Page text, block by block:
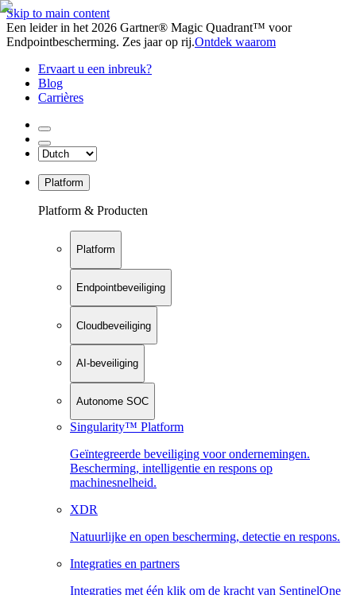
Skip to main content
Een leider in het 2026 Gartner® Magic Quadrant™ voor
Endpointbescherming. Zes jaar op rij.Ontdek waarom
Ervaart u een inbreuk?
Blog
Carrières
Platform
Platform & Producten
Platform
Endpointbeveiliging
Cloudbeveiliging
AI-beveiliging
Autonome SOC
Singularity™ Platform
Geïntegreerde beveiliging voor ondernemingen.
Bescherming, intelligentie en respons op
machinesnelheid.
XDR
Natuurlijke en open bescherming, detectie en respons.
Integraties en partners
Integraties met één klik om de kracht van SentinelOne